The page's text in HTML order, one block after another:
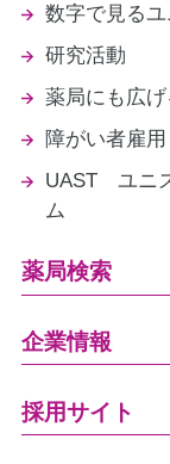
数字で見る
研究活動
薬局にも広
障がい者雇用
UAST ユニ
ム
薬局検索
企業情報
採用サイト